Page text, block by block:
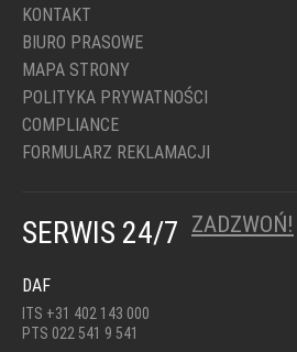
KONTAKT
BIURO PRASOWE
MAPA STRONY
POLITYKA PRYWATNOŚCI
COMPLIANCE
FORMULARZ REKLAMACJI
SERWIS 24/7 ZADZWOŃ!
DAF
ITS +31 402 143 000
PTS 022 541 9 541